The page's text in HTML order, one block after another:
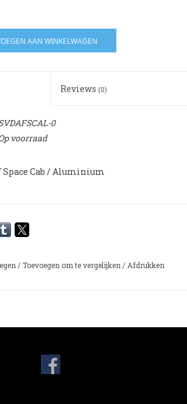
AAN WINKELWAGEN
Reviews (0)
0
voorraad
Space Cab / Aluminium
/Toevoegen om te vergelijken/Afdrukken